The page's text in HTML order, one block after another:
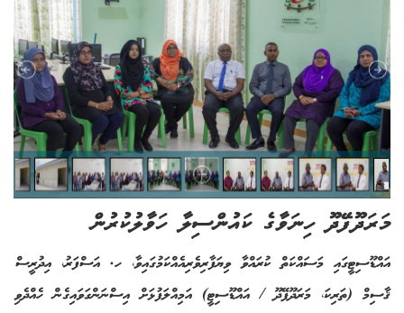
މަރަދޫފޭދޫ ހިނަވާގެ ކައުންސިލާ ހަވާލުކުރުން
އައްޑޫސިޓީގައި މަސައްކަތް ކުރައްވާ ވިޔަފާރިވެރިއެއްކަމުގައިވާ، ހ. އަސްފަރު، އިދުރީސް
ޤާސިމް (ތަރިކަ، މަރަދޫފޭދޫ / އައްޑޫސިޓީ) އަމިއްލަފުޅަށް އިސްނަންގަވައިގެން ހެއްދެވި